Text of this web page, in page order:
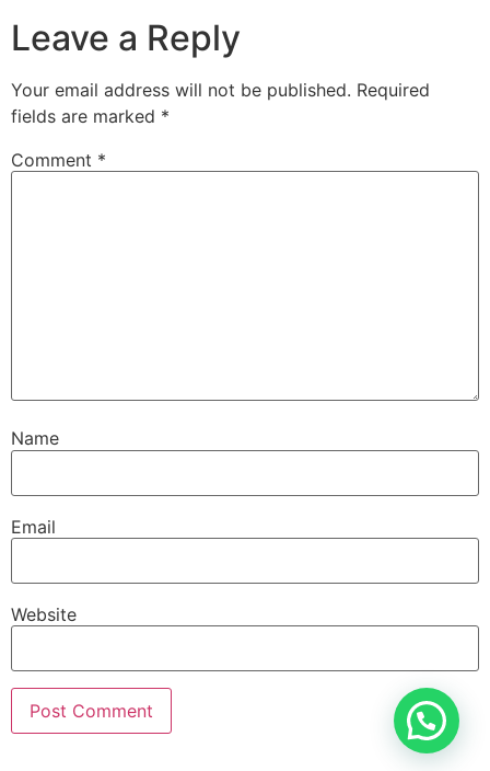
Leave a Reply
Your email address will not be published. Required
fields are marked *
Comment *
Name
Email
Website